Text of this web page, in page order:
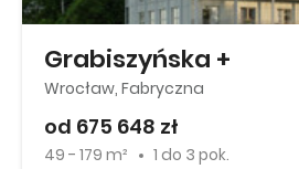
Grabiszyńska +
Wrocław, Fabryczna
od 675 648 zł
49 - 179 m² 1 do 3 pok.